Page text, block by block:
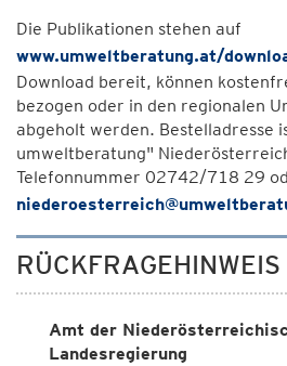
Die Publikationen stehen auf
www.umweltberatung.at/
Download bereit, können
bezogen oder in den regionalen
abgeholt werden. Bestelladresse
umweltberatung"
Telefonnummer 02742/718 29
RÜCKFRAGEHINWEIS
Amt der
Landesregierung